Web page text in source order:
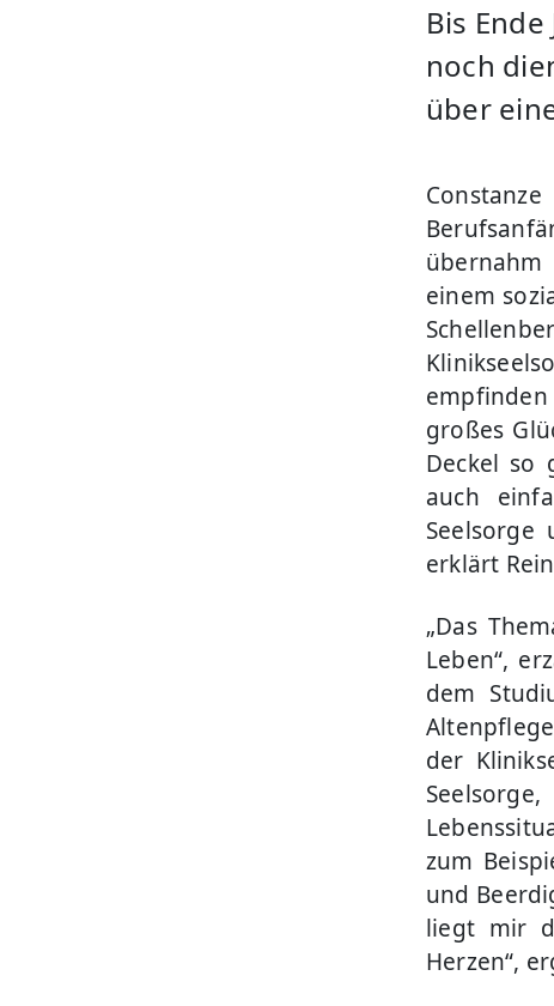
Bis
noch
über
einem
großes
Deckel so
auch
Seelsorge
erklärt
„Das
Leben“,
dem
der
zum
und
liegt mir
Herzen“,